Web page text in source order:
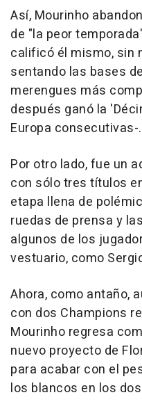
Así, Mourinho
de "la peor
calificó él mismo, sin
sentando las bases
merengues más
después ganó la
Europa consecutivas-.
Por otro lado, fue un
con sólo tres títulos
etapa llena de
ruedas de prensa y
algunos de los
vestuario, como
Ahora, como antaño,
con dos Champions
Mourinho regresa
nuevo proyecto de
para acabar con el
los blancos en los